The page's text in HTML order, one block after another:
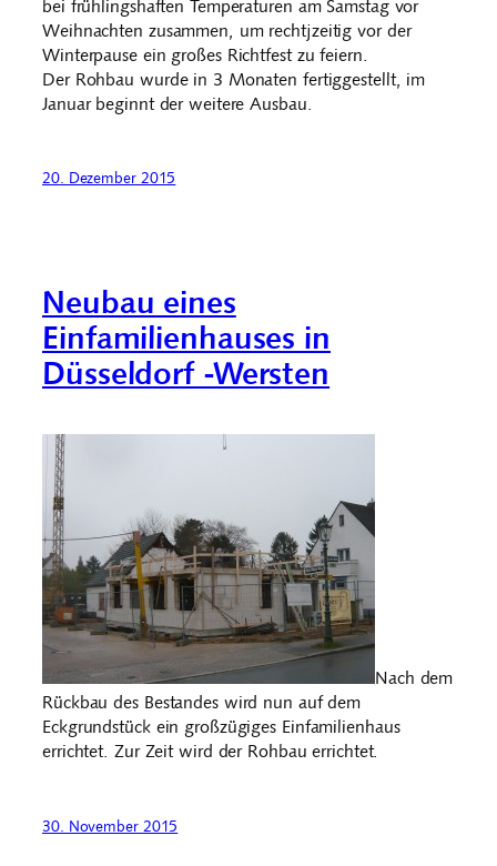
bei frühlingshaften Temperaturen am Samstag vor
Weihnachten zusammen, um rechtjzeitig vor der
Winterpause ein großes Richtfest zu feiern.
Der Rohbau wurde in 3 Monaten fertiggestellt, im
Januar beginnt der weitere Ausbau.
20. Dezember 2015
Neubau eines
Einfamilienhauses in
Düsseldorf -Wersten
Nach dem
Rückbau des Bestandes wird nun auf dem
Eckgrundstück ein großzügiges Einfamilienhaus
errichtet. Zur Zeit wird der Rohbau errichtet.
30. November 2015